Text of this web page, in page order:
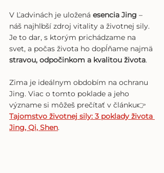
V Ľadvinách je uložená esencia Jing –
náš najhlbší zdroj vitality a životnej sily.
Je to dar, s ktorým prichádzame na
svet, a počas života ho dopĺňame najmä
stravou, odpočinkom a kvalitou života.
Zima je ideálnym obdobím na ochranu
Jing. Viac o tomto poklade a jeho
význame si môžeš prečítať v článku👉
Tajomstvo životnej sily: 3 poklady života
Jing, Qi, Shen.